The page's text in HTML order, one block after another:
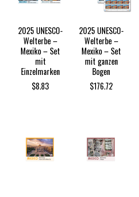
2025 UNESCO-
Welterbe –
Mexiko – Set
mit
Einzelmarken
$8.83
2025 UNESCO-
Welterbe –
Mexiko – Set
mit ganzen
Bogen
$176.72